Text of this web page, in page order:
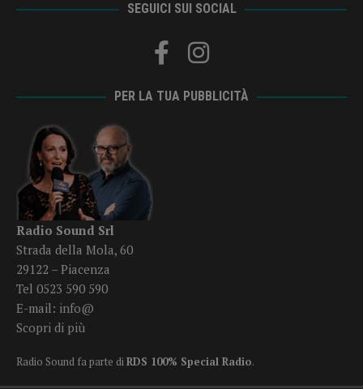
SEGUICI SUI SOCIAL
PER LA TUA PUBBLICITÀ
Radio Sound Srl
Strada della Mola, 60
29122 – Piacenza
Tel 0523 590 590
E-mail: info@
Scopri di più
Radio Sound fa parte diRDS 100% Special Radio.